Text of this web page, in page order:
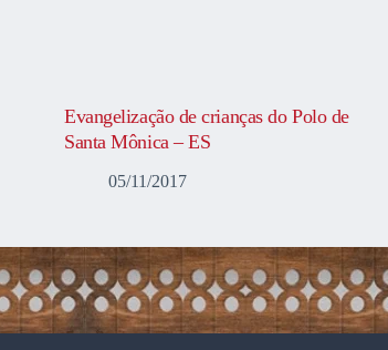
Evangelização de crianças do Polo de
Santa Mônica – ES
05/11/2017